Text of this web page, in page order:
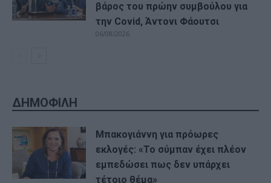
βάρος του πρώην συμβούλου για
την Covid, Άντονι Φάουτσι
06/08/2026
ΔΗΜΟΦΙΛΗ
Μπακογιάννη για πρόωρες
εκλογές: «Το σύμπαν έχει πλέον
εμπεδώσει πως δεν υπάρχει
τέτοιο θέμα»